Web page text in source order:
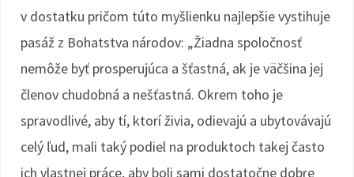
v dostatku pričom túto myšlienku najlepšie vystihuje
pasáž z Bohatstva národov: „Žiadna spoločnosť
nemôže byť prosperujúca a šťastná, ak je väčšina jej
členov chudobná a nešťastná. Okrem toho je
spravodlivé, aby tí, ktorí živia, odievajú a ubytovávajú
celý ľud, mali taký podiel na produktoch takej často
ich vlastnej práce, aby boli sami dostatočne dobre